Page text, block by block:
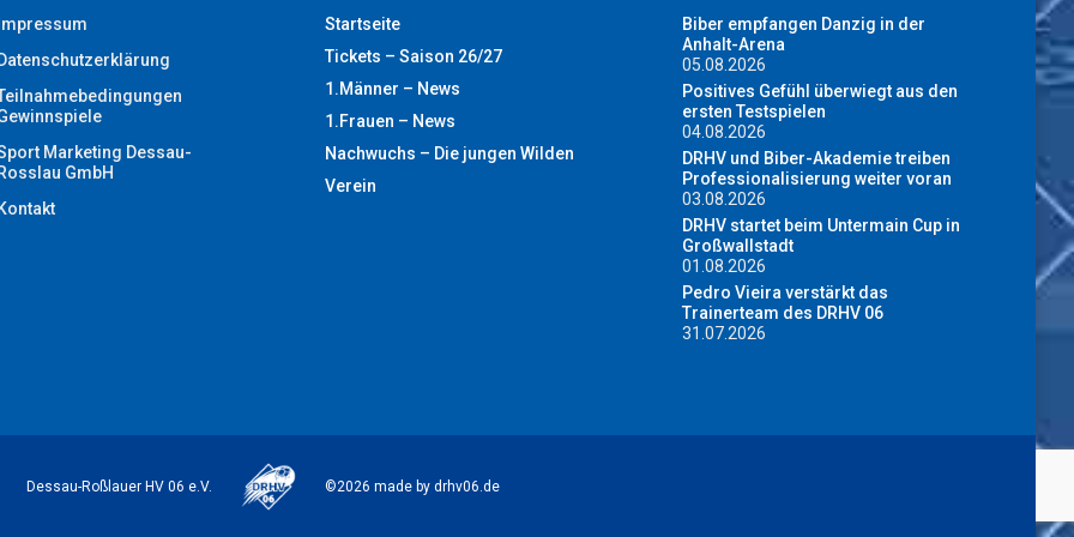
Impressum
Datenschutzerklärung
Marketing Dessau-
Rosslau GmbH
Kontakt
Startseite
Tickets – Saison 26/27
1.Männer – News
1.Frauen – News
Nachwuchs – Die jungen Wilden
Verein
Biber empfangen Danzig in der
Anhalt-Arena
05.08.2026
Positives Gefühl überwiegt aus den
ersten Testspielen
04.08.2026
DRHV und Biber-Akademie treiben
Professionalisierung weiter voran
03.08.2026
DRHV startet beim Untermain Cup in
Großwallstadt
01.08.2026
Pedro Vieira verstärkt das
Trainerteam des DRHV 06
31.07.2026
Dessau-Roßlauer HV 06 e.V. ©2026 made by drhv06.de